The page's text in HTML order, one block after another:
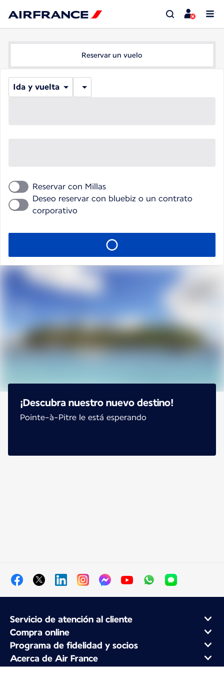
Reservar un vuelo
Ida y vuelta
Reservar con Millas
Deseo reservar con bluebiz o un contrato
corporativo
¡Descubra nuestro nuevo destino!
Pointe-à-Pitre le está esperando
Servicio de atención al cliente
Compra online
Programa de fidelidad y socios
Acerca de Air France